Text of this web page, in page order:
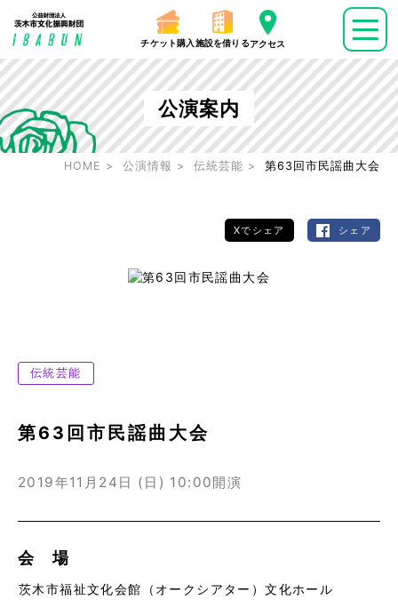
チケット購入 施設を借りるアクセス
公演案内
HOME 公演情報 伝統芸能 第63回市民謡曲大会
Xでシェア シェア
伝統芸能
第63回市民謡曲大会
2019年11月24日 (日) 10:00開演
会 場
茨木市福祉文化会館（オークシアター）文化ホール